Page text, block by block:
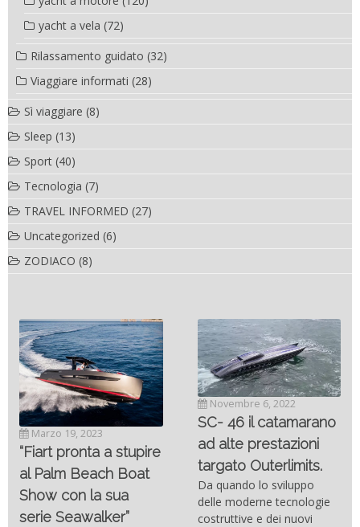
yacht a vela (72)
Rilassamento guidato (32)
Viaggiare informati (28)
Sì viaggiare (8)
Sleep (13)
Sport (40)
Tecnologia (7)
TRAVEL INFORMED (27)
Uncategorized (6)
ZODIACO (8)
Marzo 19, 2023
“Fiart pronta a stupire
al Palm Beach Boat
Show con la sua
serie Seawalker”
Novembre 6, 2022
SC- 46 il catamarano
ad alte prestazioni
targato Outerlimits.
Da quando lo sviluppo
delle moderne tecnologie
costruttive e dei nuovi